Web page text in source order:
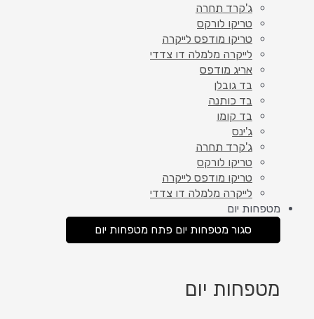
ג'קרד תחרה
טריקו לורקס
טריקו מודפס לייקרה
לייקרה מלמלה דו צדדי
אריג מודפס
בד גובלן
בד כותנה
בד קומו
ג'ינס
ג'קרד תחרה
טריקו לורקס
טריקו מודפס לייקרה
לייקרה מלמלה דו צדדי
מטפחות יום
סגור מטפחות יום פתח מטפחות יום
מטפחות יום